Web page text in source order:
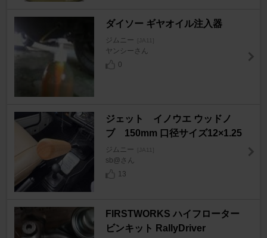
ダイソー ギヤオイル注入器
ジムニー [JA11]
ヤンシーさん
0
ジェット イノウエ ウッドノ
ブ 150mm 口径サイズ12×1.25
ジムニー [JA11]
sb@さん
13
FIRSTWORKS ハイフローター
ビンキット RallyDriver